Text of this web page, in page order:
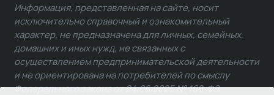
Информация, представленная на сайте, носит
исключительно справочный и ознакомительный
характер, не предназначена для личных, семейных,
домашних и иных нужд, не связанных с
осуществлением предпринимательской деятельности
и не ориентирована на потребителей по смыслу
Федерального закона от 24.06.2025 № 168-ФЗ.